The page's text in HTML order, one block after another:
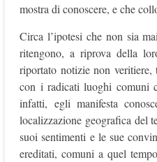
mostra di conoscere, e che
Circa l’ipotesi che non sia
ritengono, a riprova della
riportato notizie non veritiere,
con i radicati luoghi comuni
infatti, egli manifesta
localizzazione geografica del
suoi sentimenti e le sue
ereditati, comuni a quel